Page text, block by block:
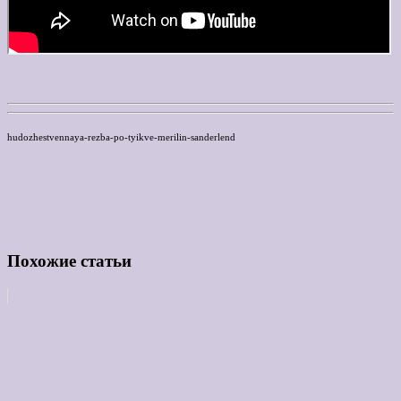
hudozhestvennaya-rezba-po-tyikve-merilin-sanderlend
Похожие статьи